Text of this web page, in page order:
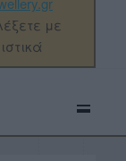
με